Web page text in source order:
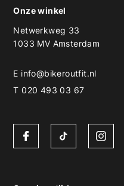
Onze winkel
Netwerkweg 33
1033 MV Amsterdam
E info@bikeroutfit.nl
T 020 493 03 67